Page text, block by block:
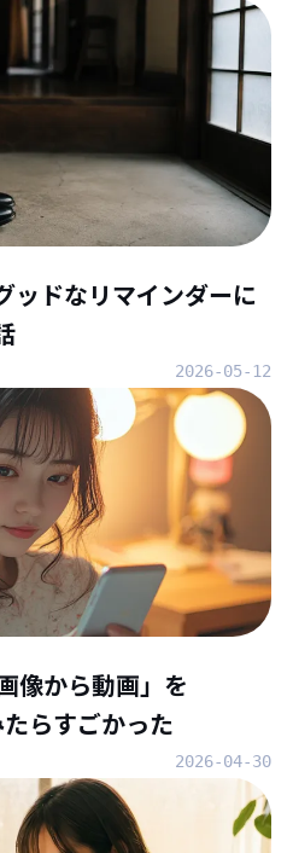
ッドなリマインダーに
2026-05-12
像から動画」を
らすごかった
2026-04-30